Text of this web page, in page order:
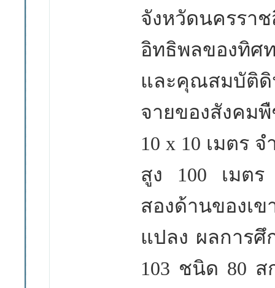
จังหวัดนครรา
อิทธิพลของทิศ
และคุณสมบัติ
จายของสังคม
10 x 10 เมตร จ
สูง 100 เมตร
สองด้านของเ
แปลง ผลการ
103 ชนิด 80 ส